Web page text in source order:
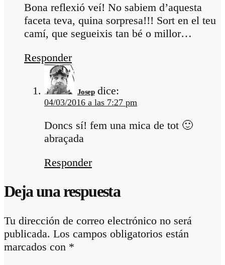
Bona reflexió veí! No sabiem d’aquesta
faceta teva, quina sorpresa!!! Sort en el teu
camí, que segueixis tan bé o millor…
Responder
Josep dice:
04/03/2016 a las 7:27 pm
Doncs sí! fem una mica de tot 🙂
abraçada
Responder
Deja una respuesta
Tu dirección de correo electrónico no será
publicada. Los campos obligatorios están
marcados con *